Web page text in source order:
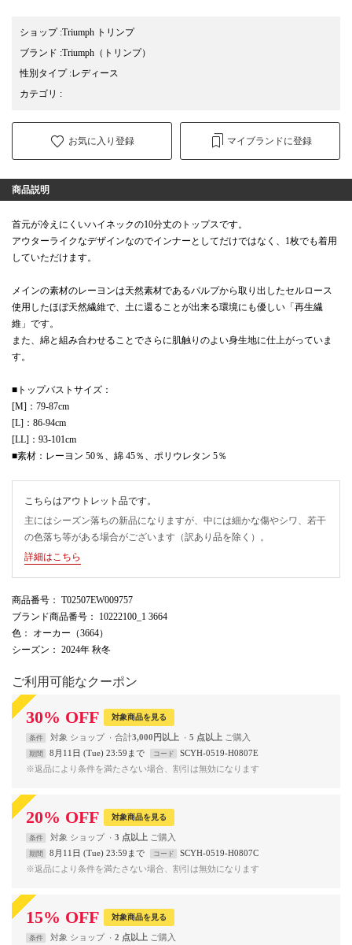
ショップ:Triumph トリンプ
ブランド :Triumph （トリンプ）
性別タイプ:レディース
カテゴリ :
お気に入り登録 マイブランドに登録
商品説明
首元が冷えにくいハイネックの10分丈のトップスです。
アウターライクなデザインなのでインナーとしてだけではなく、1枚でも着用
していただけます。
メインの素材のレーヨンは天然素材であるパルプから取り出したセルロース
使用したほぼ天然繊維で、土に還ることが出来る環境にも優しい「再生繊
維」です。
また、綿と組み合わせることでさらに肌触りのよい身生地に仕上がっていま
す。
■トップバストサイズ：
[M]：79-87cm
[L]：86-94cm
[LL]：93-101cm
■素材：レーヨン 50％、綿 45％、ポリウレタン 5％
こちらはアウトレット品です。
主にはシーズン落ちの新品になりますが、中には細かな傷やシワ、若干
の色落ち等がある場合がございます（訳あり品を除く）。
詳細はこちら
商品番号 ： T02507EW009757
ブランド商品番号 ： 10222100_1 3664
色 ： オーカー（3664）
シーズン ： 2024年 秋冬
ご利用可能なクーポン
30% OFF 対象商品を見る
条件 対象 ショップ 合計3,000円以上 5 点以上
期間 8月11日 (Tue) 23:59まで コード
SCYH-0519-H0807E
※返品により条件を満たさない場合、割引は無効になります
20% OFF 対象商品を見る
条件 対象 ショップ 3 点以上
期間 8月11日 (Tue) 23:59まで コード
SCYH-0519-H0807C
※返品により条件を満たさない場合、割引は無効になります
15% OFF 対象商品を見る
条件 対象 ショップ 2 点以上